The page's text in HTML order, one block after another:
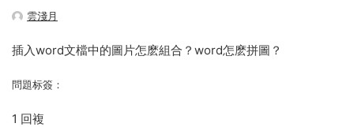
雲淺月
插入word文檔中的圖片怎麽組合？word怎麽拼圖？
問題标簽：
1 回複